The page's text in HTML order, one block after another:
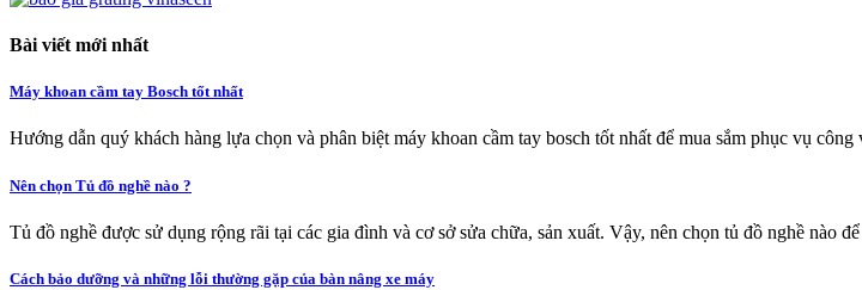
Bài viết mới nhất
Máy khoan cầm tay Bosch tốt nhất
Hướng dẫn quý khách hàng lựa chọn và phân biệt máy khoan cầm tay bosch tốt nhất để mua sắm phục vụ
Nên chọn Tủ đồ nghề nào ?
Tủ đồ nghề được sử dụng rộng rãi tại các gia đình và cơ sở sửa chữa, sản xuất. Vậy, nên chọn tủ đồ nghề nào
Cách bảo dưỡng và những lỗi thường gặp của bàn nâng xe máy